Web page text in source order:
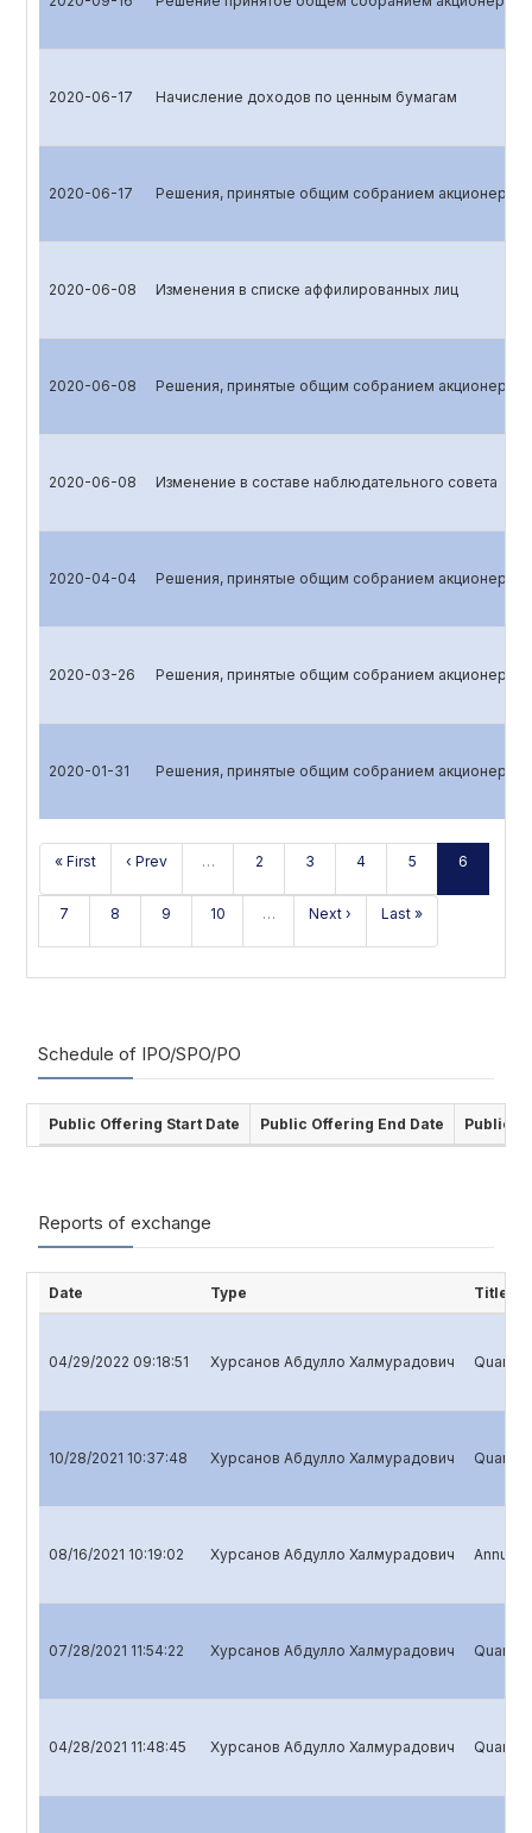
2020-06-17 Начисление доходов по ценным бумагам
2020-06-17 Решения, принятые общим собранием акционеров
2020-06-08 Изменения в списке аффилированных лиц
2020-06-08 Решения, принятые общим собранием акционеров
2020-06-08 Изменение в составе наблюдательного совета
2020-04-04 Решения, принятые общим собранием акционеров
2020-03-26 Решения, принятые общим собранием акционеров
2020-01-31 Решения, принятые общим собранием акционеров
« First ‹ Prev … 2 3 4 5 6
7 8 9 10 … Next › Last »
Schedule of IPO/SPO/PO
Public Offering Start Date Public Offering End Date Public
Reports of exchange
Date Type Title
04/29/2022 09:18:51 Хурсанов Абдулло Халмурадович
10/28/2021 10:37:48 Хурсанов Абдулло Халмурадович
08/16/2021 10:19:02 Хурсанов Абдулло Халмурадович Annual
07/28/2021 11:54:22 Хурсанов Абдулло Халмурадович
04/28/2021 11:48:45 Хурсанов Абдулло Халмурадович